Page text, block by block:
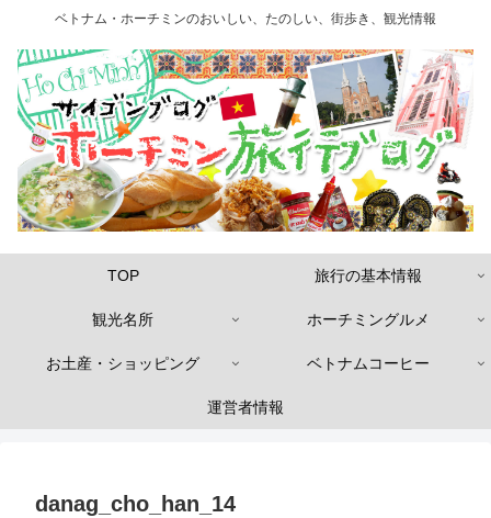
ベトナム・ホーチミンのおいしい、たのしい、街歩き、観光情報
TOP 旅行の基本情報
観光名所 ホーチミングルメ
お土産・ショッピング ベトナムコーヒー
運営者情報
danag_cho_han_14